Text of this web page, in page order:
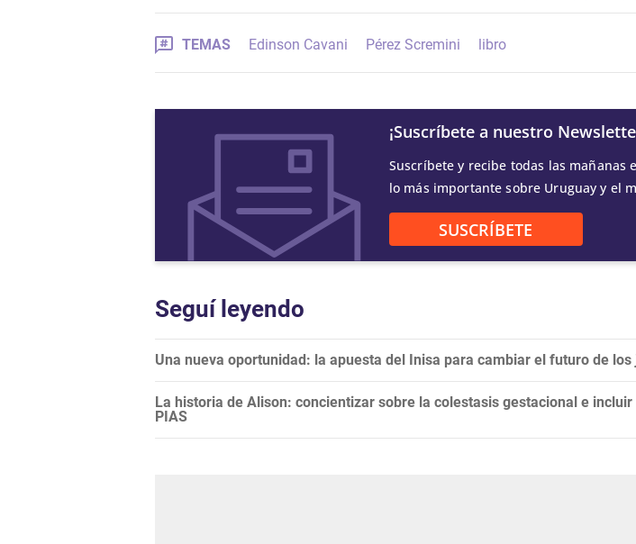
TEMAS Edinson Cavani Pérez Scremini libro
¡Suscríbete a nuestro
Suscríbete y recibe todas las mañanas
lo más importante sobre Uruguay y el
SUSCRÍBETE
Seguí leyendo
Una nueva oportunidad: la apuesta del Inisa para cambiar el futuro de los
La historia de Alison: concientizar sobre la colestasis gestacional e
PIAS